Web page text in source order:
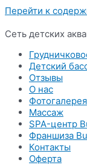
Перейти к
Сеть детских
Детский
Отзывы
О нас
Фотогалерея
Массаж
SPA-центр
Франшиза
Контакты
Оферта